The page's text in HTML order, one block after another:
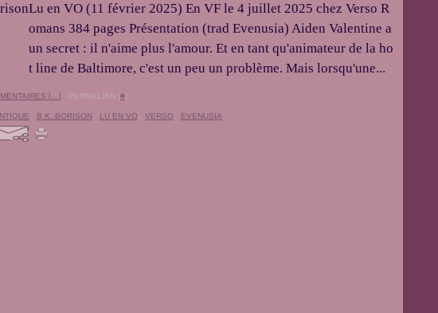
Lu en VO (11 février 2025) En VF le 4 juillet 2025 chez Verso R
omans 384 pages Présentation (trad Evenusia) Aiden Valentine a
un secret : il n'aime plus l'amour. Et en tant qu'animateur de la ho
t line de Baltimore, c'est un peu un problème. Mais lorsqu'une...
[ ] - PERMALIEN [#]
B.K. BORISON LU EN VO VERSO EVENUSIA